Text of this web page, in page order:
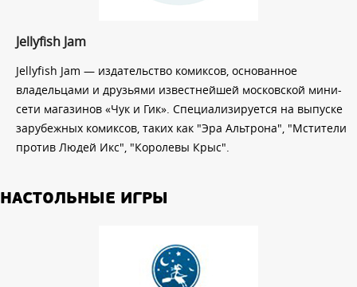
Jellyfish Jam
Jellyfish Jam — издательство комиксов, основанное
владельцами и друзьями известнейшей московской мини-
сети магазинов «Чук и Гик». Специализируется на выпуске
зарубежных комиксов, таких как "Эра Альтрона", "Мстители
против Людей Икс", "Королевы Крыс".
НАСТОЛЬНЫЕ ИГРЫ